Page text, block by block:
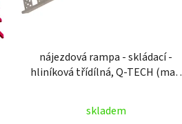
nájezdová rampa - skládací -
hliníková třídílná, Q-TECH (max.
skladem